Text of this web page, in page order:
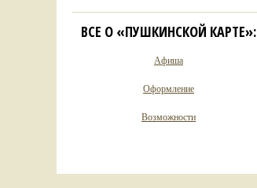
ВСЕ О «ПУШКИНСКОЙ КАРТЕ»:
Афиша
Оформление
Возможности